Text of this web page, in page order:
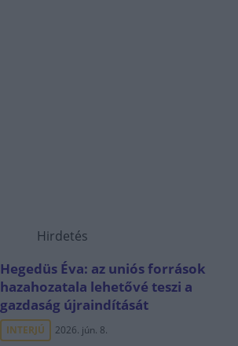
Hirdetés
Hegedüs Éva: az uniós források
hazahozatala lehetővé teszi a
gazdaság újraindítását
INTERJÚ 2026. jún. 8.